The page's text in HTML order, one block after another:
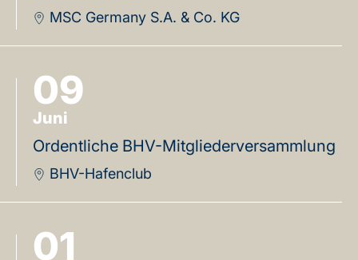
MSC Germany S.A. & Co. KG
09
Juni
Ordentliche BHV-Mitgliederversammlung
BHV-Hafenclub
01